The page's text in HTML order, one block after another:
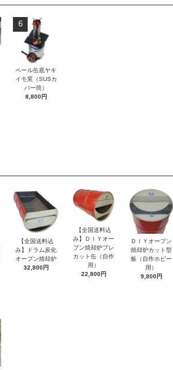
6
ペール缶底ヤキ
イモ窯（SUSカ
バー筒）
8,800円
【全国送料込
み】ドラム炭化
オープン焼却炉
32,800円
【全国送料込
み】ＤＩＹオー
プン焼却炉プレ
カット缶（自作
用）
22,800円
ＤＩＹオープン
焼却炉カット型
板（自作ホビー
用）
9,800円